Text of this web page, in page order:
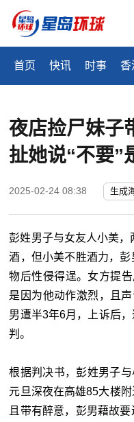
首页 快讯 时事 香
夜店捡尸妹子
扯她说“不要”
2025-02-24 08:38 生成
彭姓男子与女友人小美
酒，但小美不胜酒力，
物后性侵得逞。女方提
是因为他动作激烈，且
男遭半3年6月，上诉后
判。
根据判决书，彭姓男子
元旦深夜在高雄85大楼
且带有醉意，彭男藉故